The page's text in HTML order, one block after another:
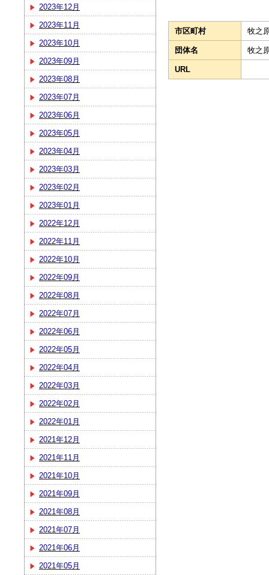
2023年12月
2023年11月
2023年10月
2023年09月
2023年08月
2023年07月
2023年06月
2023年05月
2023年04月
2023年03月
2023年02月
2023年01月
2022年12月
2022年11月
2022年10月
2022年09月
2022年08月
2022年07月
2022年06月
2022年05月
2022年04月
2022年03月
2022年02月
2022年01月
2021年12月
2021年11月
2021年10月
2021年09月
2021年08月
2021年07月
2021年06月
2021年05月
市区町村 牧之
団体名 牧之
URL